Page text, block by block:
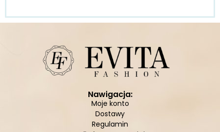
Nawigacja:
Moje konto
Dostawy
Regulamin